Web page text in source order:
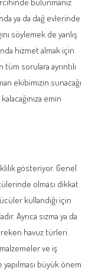
ya da dağ evlerinde
söylemek de yanlış
hizmet almak için
tüm sorulara ayrıntılı
ekibimizin sunacağı
emin
gösteriyor. Genel
olması dikkat
kullandığı için
Ayrıca sızma ya da
havuz türleri
ve iş
büyük önem